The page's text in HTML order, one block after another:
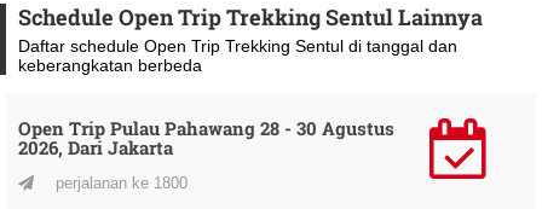
Schedule Open Trip Trekking Sentul Lainnya
Daftar schedule Open Trip Trekking Sentul di tanggal dan
keberangkatan berbeda
Open Trip Pulau Pahawang 28 - 30 Agustus
2026, Dari Jakarta
perjalanan ke 1800